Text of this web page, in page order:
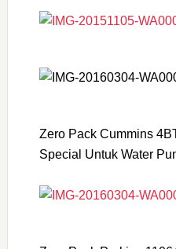
Zero Pack Cummins
Special Untuk Water